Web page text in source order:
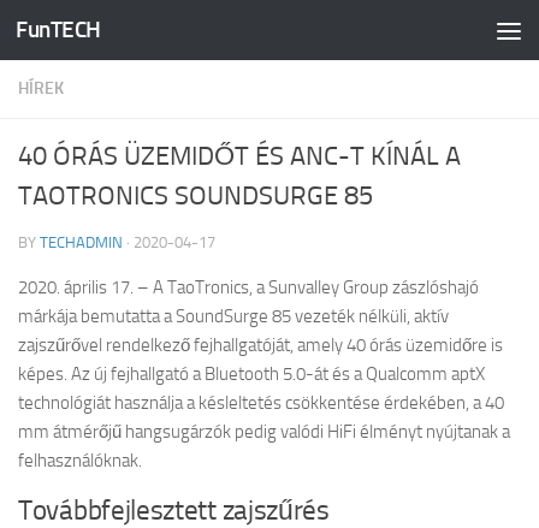
Skip to content
FunTECH
HÍREK
40 ÓRÁS ÜZEMIDŐT ÉS ANC-T KÍNÁL A
TAOTRONICS SOUNDSURGE 85
BY TECHADMIN · 2020-04-17
2020. április 17. – A TaoTronics, a Sunvalley Group zászlóshajó
márkája bemutatta a SoundSurge 85 vezeték nélküli, aktív
zajszűrővel rendelkező fejhallgatóját, amely 40 órás üzemidőre is
képes. Az új fejhallgató a Bluetooth 5.0-át és a Qualcomm aptX
technológiát használja a késleltetés csökkentése érdekében, a 40
mm átmérőjű hangsugárzók pedig valódi HiFi élményt nyújtanak a
felhasználóknak.
Továbbfejlesztett zajszűrés